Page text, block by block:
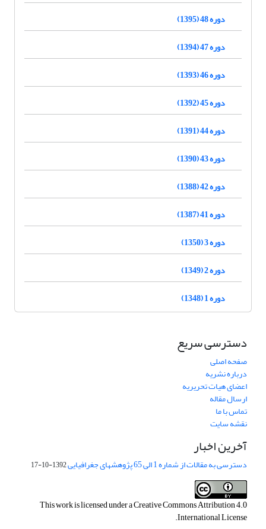
دوره 48 (1395)
دوره 47 (1394)
دوره 46 (1393)
دوره 45 (1392)
دوره 44 (1391)
دوره 43 (1390)
دوره 42 (1388)
دوره 41 (1387)
دوره 3 (1350)
دوره 2 (1349)
دوره 1 (1348)
دسترسی سریع
صفحه اصلی
درباره نشریه
اعضای هیات تحریریه
ارسال مقاله
تماس با ما
نقشه سایت
آخرین اخبار
دسترسی به مقالات از شماره 1 الی 65 پژوهشهای جغرافیایی 1392-10-17
This work is licensed under aCreative Commons Attribution 4.0
International License
.